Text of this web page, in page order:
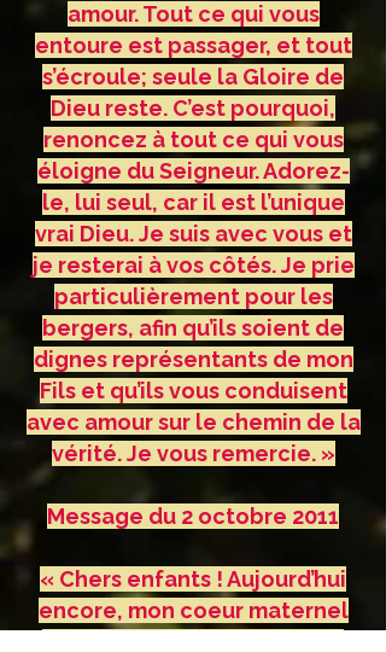
amour. Tout ce qui vous
entoure est passager, et tout
s’écroule; seule la Gloire de
Dieu reste. C’est pourquoi,
renoncez à tout ce qui vous
éloigne du Seigneur. Adorez-
le, lui seul, car il est l’unique
vrai Dieu. Je suis avec vous et
je resterai à vos côtés. Je prie
particulièrement pour les
bergers, afin qu’ils soient de
dignes représentants de mon
Fils et qu’ils vous conduisent
avec amour sur le chemin de la
vérité. Je vous remercie. »
Message du 2 octobre 2011
« Chers enfants ! Aujourd’hui
encore, mon coeur maternel